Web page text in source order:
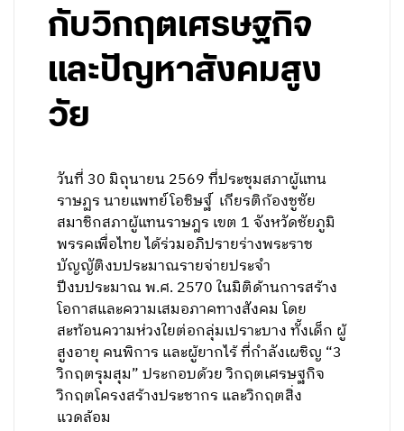
กับวิกฤตเศรษฐกิจ
และปัญหาสังคมสูง
วัย
วันที่ 30 มิถุนายน 2569 ที่ประชุมสภาผู้แทน
ราษฏร นายแพทย์โอชิษฐ์ เกียรติก้องชูชัย
สมาชิกสภาผู้แทนราษฎร เขต 1 จังหวัดชัยภูมิ
พรรคเพื่อไทย ได้ร่วมอภิปรายร่างพระราช
บัญญัติงบประมาณรายจ่ายประจำ
ปีงบประมาณ พ.ศ. 2570 ในมิติด้านการสร้าง
โอกาสและความเสมอภาคทางสังคม โดย
สะท้อนความห่วงใยต่อกลุ่มเปราะบาง ทั้งเด็ก ผู้
สูงอายุ คนพิการ และผู้ยากไร้ ที่กำลังเผชิญ “3
วิกฤตรุมสุม” ประกอบด้วย วิกฤตเศรษฐกิจ
วิกฤตโครงสร้างประชากร และวิกฤตสิ่ง
แวดล้อม